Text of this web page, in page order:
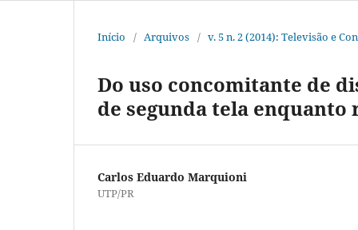
Início / Arquivos / v. 5 n. 2 (2014): Televisão e
Do uso concomitante de
de segunda tela
Carlos Eduardo Marquioni
UTP/PR